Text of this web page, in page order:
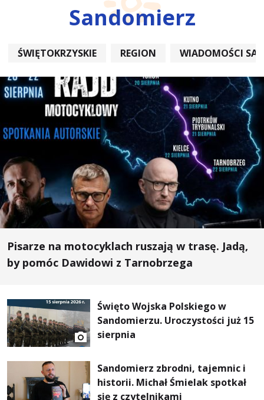
Sandomierz
ŚWIĘTOKRZYSKIE REGION WIADOMOŚCI
Pisarze na motocyklach ruszają w trasę. Jadą,
by pomóc Dawidowi z Tarnobrzega
Święto Wojska Polskiego w
Sandomierzu. Uroczystości już 15
sierpnia
Sandomierz zbrodni, tajemnic i
historii. Michał Śmielak spotkał
się z czytelnikami